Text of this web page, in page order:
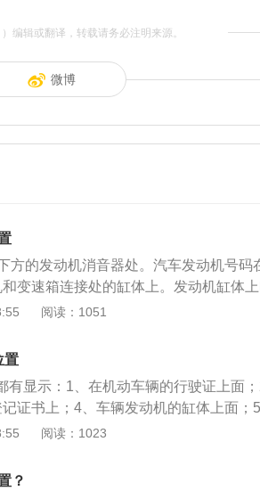
编辑或翻译，转载请务必注明来源。
微博
方的发动机消音器处。汽车发动机号码
变速箱连接处的缸体上。发动机缸体
以借助升降机。2、在机动车辆的行驶证
会载明发动机号码。7、车辆购置税完
以在营运证上查看。9、在车辆保险卡
的规定或者行业的习惯标注出发动机的
方便发动机制造厂对发动机进行管理的
动机都有各自的发动机号码，该号码是
多用途载客车上的发动机，都按规定标
阅读：1051
置
有显示：1、在机动车辆的行驶证上面
证书上；4、车辆发动机的缸体上面；
由大写英文字母以及数字组成，是发动
发动机的缸体上，依据车型的不同分别
商400电话或者4S店。长城发动机型号
阅读：1023
？